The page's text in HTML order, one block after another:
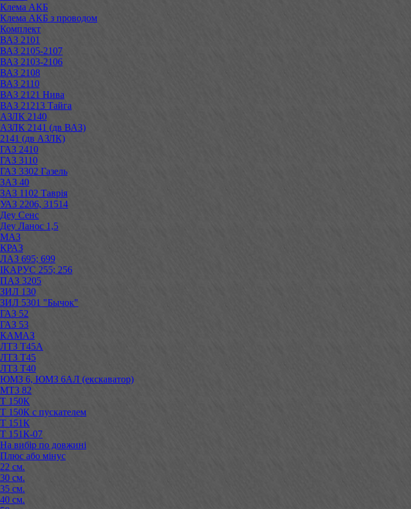
Клема АКБ
Клема АКБ з проводом
Комплект
ВАЗ 2101
ВАЗ 2105-2107
ВАЗ 2103-2106
ВАЗ 2108
ВАЗ 2110
ВАЗ 2121 Нива
ВАЗ 21213 Тайга
АЗЛК 2140
АЗЛК 2141 (дв ВАЗ)
2141 (дв АЗЛК)
ГАЗ 2410
ГАЗ 3110
ГАЗ 3302 Газель
ЗАЗ 40
ЗАЗ 1102 Таврія
УАЗ 2206, 31514
Деу Сенс
Деу Ланос 1,5
МАЗ
КРАЗ
ЛАЗ 695; 699
ІКАРУС 255; 256
ПАЗ 3205
ЗИЛ 130
ЗИЛ 5301 "Бычок"
ГАЗ 52
ГАЗ 53
КАМАЗ
ЛТЗ Т45А
ЛТЗ Т45
ЛТЗ Т40
ЮМЗ 6, ЮМЗ 6АЛ (екскаватор)
МТЗ 82
Т 150К
Т 150К с пускателем
Т 151К
Т 151К-07
На вибір по довжині
Плюс або мінус
22 см.
30 см.
35 см.
40 см.